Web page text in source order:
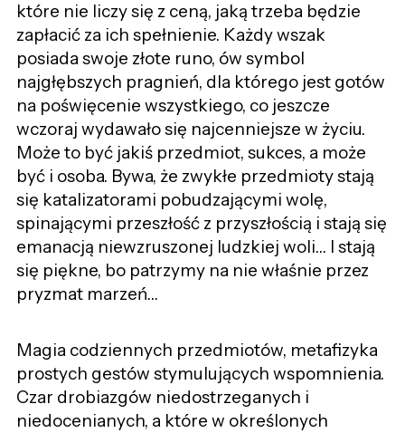
które nie liczy się z ceną, jaką trzeba będzie
zapłacić za ich spełnienie. Każdy wszak
posiada swoje złote runo, ów symbol
najgłębszych pragnień, dla którego jest gotów
na poświęcenie wszystkiego, co jeszcze
wczoraj wydawało się najcenniejsze w życiu.
Może to być jakiś przedmiot, sukces, a może
być i osoba. Bywa, że zwykłe przedmioty stają
się katalizatorami pobudzającymi wolę,
spinającymi przeszłość z przyszłością i stają się
emanacją niewzruszonej ludzkiej woli… I stają
się piękne, bo patrzymy na nie właśnie przez
pryzmat marzeń…
Magia codziennych przedmiotów, metafizyka
prostych gestów stymulujących wspomnienia.
Czar drobiazgów niedostrzeganych i
niedocenianych, a które w określonych